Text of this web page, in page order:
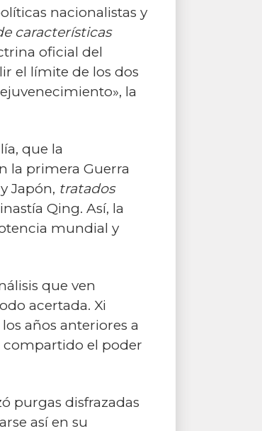
nacionalistas y
características
oficial del
el límite de los dos
la
que la
la primera Guerra
Japón, tratados
Qing. Así, la
mundial y
que ven
acertada. Xi
años anteriores a
compartido el poder
purgas disfrazadas
así en su